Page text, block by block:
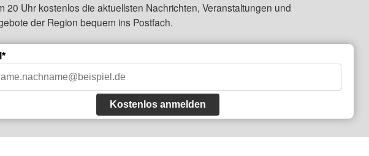
20 Uhr kostenlos die aktuellsten Nachrichten, Veranstaltungen und
der Region bequem ins Postfach.
Kostenlos anmelden